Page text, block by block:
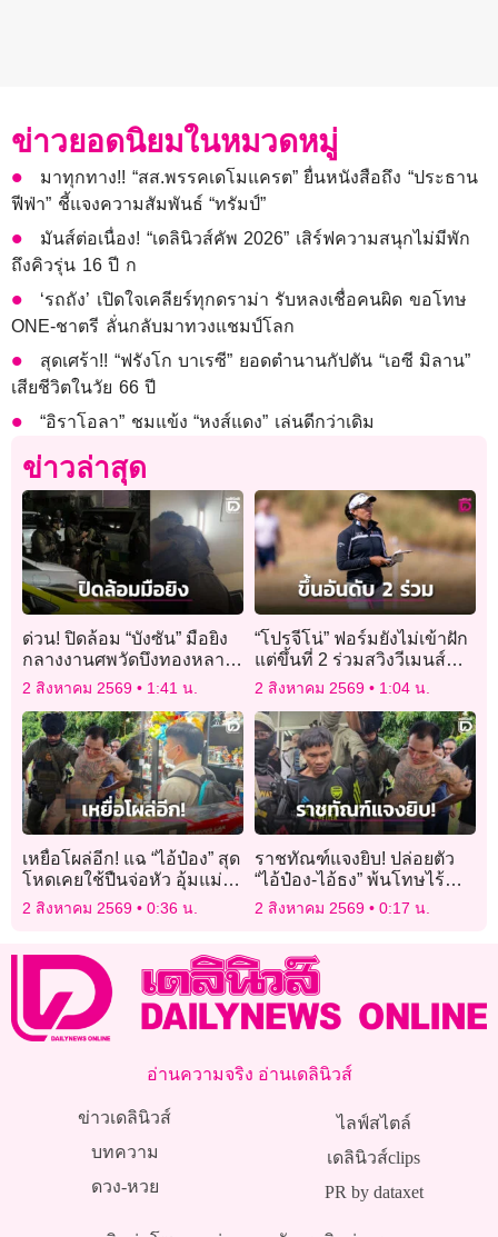
ข่าวยอดนิยมในหมวดหมู่
มาทุกทาง!! “สส.พรรคเดโมแครต” ยื่นหนังสือถึง “ประธาน
ฟีฟ่า” ชี้แจงความสัมพันธ์ “ทรัมป์”
มันส์ต่อเนื่อง! “เดลินิวส์คัพ 2026” เสิร์ฟความสนุกไม่มีพัก
ถึงคิวรุ่น 16 ปี ก
‘รถถัง’ เปิดใจเคลียร์ทุกดราม่า รับหลงเชื่อคนผิด ขอโทษ
ONE-ชาตรี ลั่นกลับมาทวงแชมป์โลก
สุดเศร้า!! “ฟรังโก บาเรซี” ยอดตำนานกัปตัน “เอซี มิลาน”
เสียชีวิตในวัย 66 ปี
“อิราโอลา” ชมแข้ง “หงส์แดง” เล่นดีกว่าเดิม
ข่าวล่าสุด
ด่วน! ปิดล้อม “บังซัน” มือยิง
กลางงานศพวัดบึงทองหลาง
ถือปืนไลฟ์สดอยู่กับแฟนสาว
2 สิงหาคม 2569 1:41 น.
“โปรจีโน่” ฟอร์มยังไม่เข้าฝัก
แต่ขึ้นที่ 2 ร่วมสวิงวีเมนส์
โอเพ่น
2 สิงหาคม 2569 1:04 น.
เหยื่อโผล่อีก! แฉ “ไอ้ป๋อง” สุด
โหดเคยใช้ปืนจ่อหัว อุ้มแม่
หวังพาไปฝังดินเขาชีจรรย์
2 สิงหาคม 2569 0:36 น.
ราชทัณฑ์แจงยิบ! ปล่อยตัว
“ไอ้ป๋อง-ไอ้ธง” พ้นโทษไร้
สิทธิพิเศษ ใช้กฎหมาย JSOC
2 สิงหาคม 2569 0:17 น.
อ่านความจริง อ่านเดลินิวส์
ข่าวเดลินิวส์
บทความ
ดวง-หวย
ไลฟ์สไตล์
เดลินิวส์clips
PR by dataxet